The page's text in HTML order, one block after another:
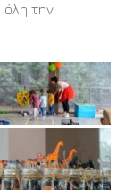
την